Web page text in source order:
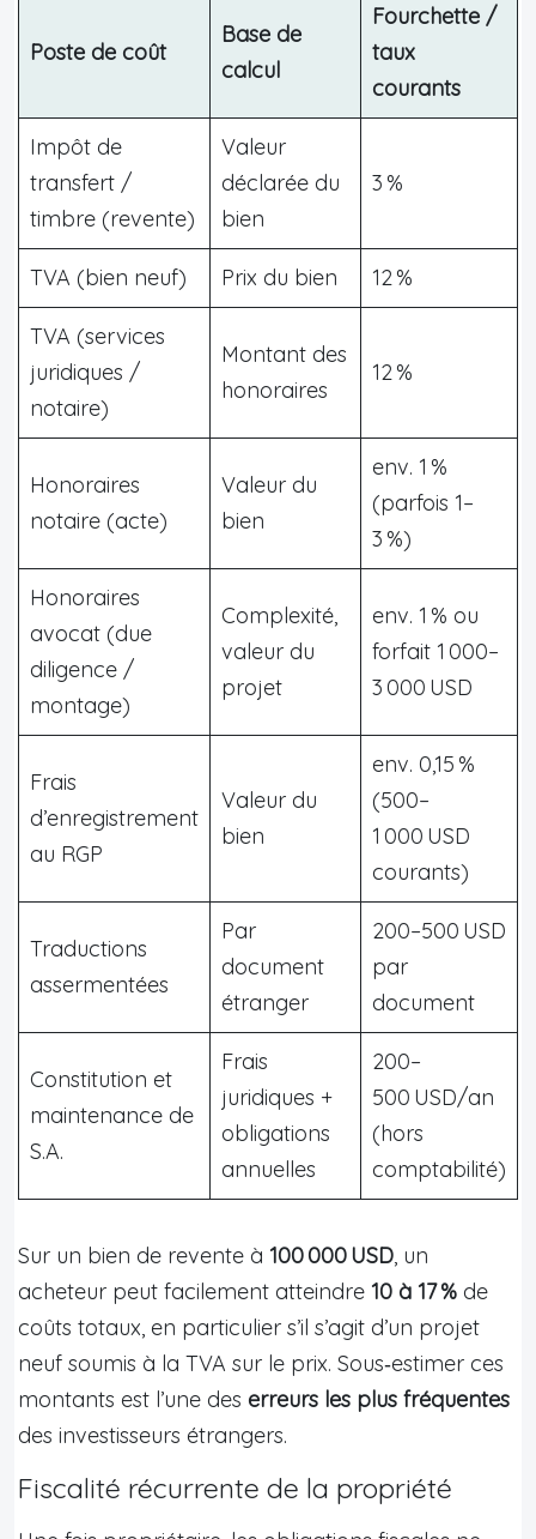
Poste de coût
Base de
calcul
Fourchette /
taux
courants
Impôt de
transfert /
timbre (revente)
Valeur
déclarée du
bien
3 %
TVA (bien neuf) Prix du bien 12 %
TVA (services
juridiques /
notaire)
Montant des
honoraires
12 %
Honoraires
notaire (acte)
Valeur du
bien
env. 1 %
(parfois 1–
3 %)
Honoraires
avocat (due
diligence /
montage)
Complexité,
valeur du
projet
env. 1 % ou
forfait 1 000–
3 000 USD
Frais
d’enregistrement
au RGP
Valeur du
bien
env. 0,15 %
(500–
1 000 USD
courants)
Traductions
assermentées
Par
document
étranger
200–500 USD
par
document
Constitution et
maintenance de
S.A.
Frais
juridiques +
obligations
annuelles
200–
500 USD/an
(hors
comptabilité)
Sur un bien de revente à 100 000 USD, un
acheteur peut facilement atteindre 10 à 17 % de
coûts totaux, en particulier s’il s’agit d’un projet
neuf soumis à la TVA sur le prix. Sous‑estimer ces
montants est l’une des erreurs les plus fréquentes
des investisseurs étrangers.
Fiscalité récurrente de la propriété